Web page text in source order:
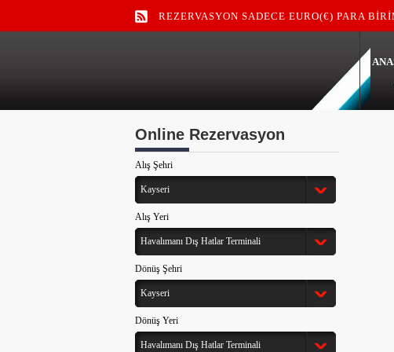
REZERVASYON SADECE EURO(€) PARA
TL VEYA DOLAR KURU GÜNCEL
Online Rezervasyon
Alış Şehri
Kayseri
Alış Yeri
Havalımanı Dış Hatlar Terminali
Dönüş Şehri
Kayseri
Dönüş Yeri
Havalımanı Dış Hatlar Terminali